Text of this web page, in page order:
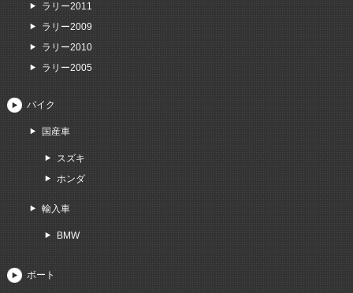
ラリー2011
ラリー2009
ラリー2010
ラリー2005
バイク
国産車
スズキ
ホンダ
輸入車
BMW
ボート